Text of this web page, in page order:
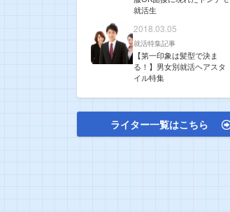
就活生
2018.03.05
就活特集記事
【第一印象は髪型で決ま
る！】男女別就活ヘアスタ
イル特集
ライター一覧はこちら